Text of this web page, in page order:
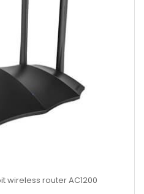
wireless router AC1200